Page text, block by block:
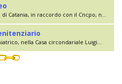
Catania, in raccordo con il Cncpo, n...
nella Casa circondariale Luigi...